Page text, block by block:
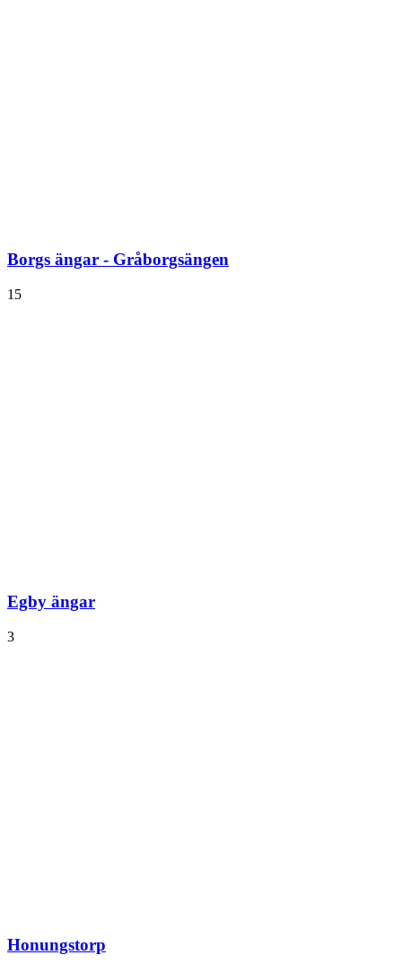
Borgs ängar - Gråborgsängen
15
Egby ängar
3
Honungstorp